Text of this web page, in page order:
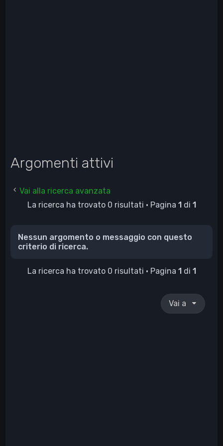
Argomenti attivi
Vai alla ricerca avanzata
La ricerca ha trovato 0 risultati • Pagina 1 di 1
Nessun argomento o messaggio con questo
criterio di ricerca.
La ricerca ha trovato 0 risultati • Pagina 1 di 1
Vai a